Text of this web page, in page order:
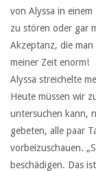
von Alyssa in
zu stören oder gar
Akzeptanz, die
meiner Zeit enorm!
Alyssa streichelte
Heute müssen wir
untersuchen kann,
gebeten, alle paar
vorbeizuschauen.
beschädigen. Das